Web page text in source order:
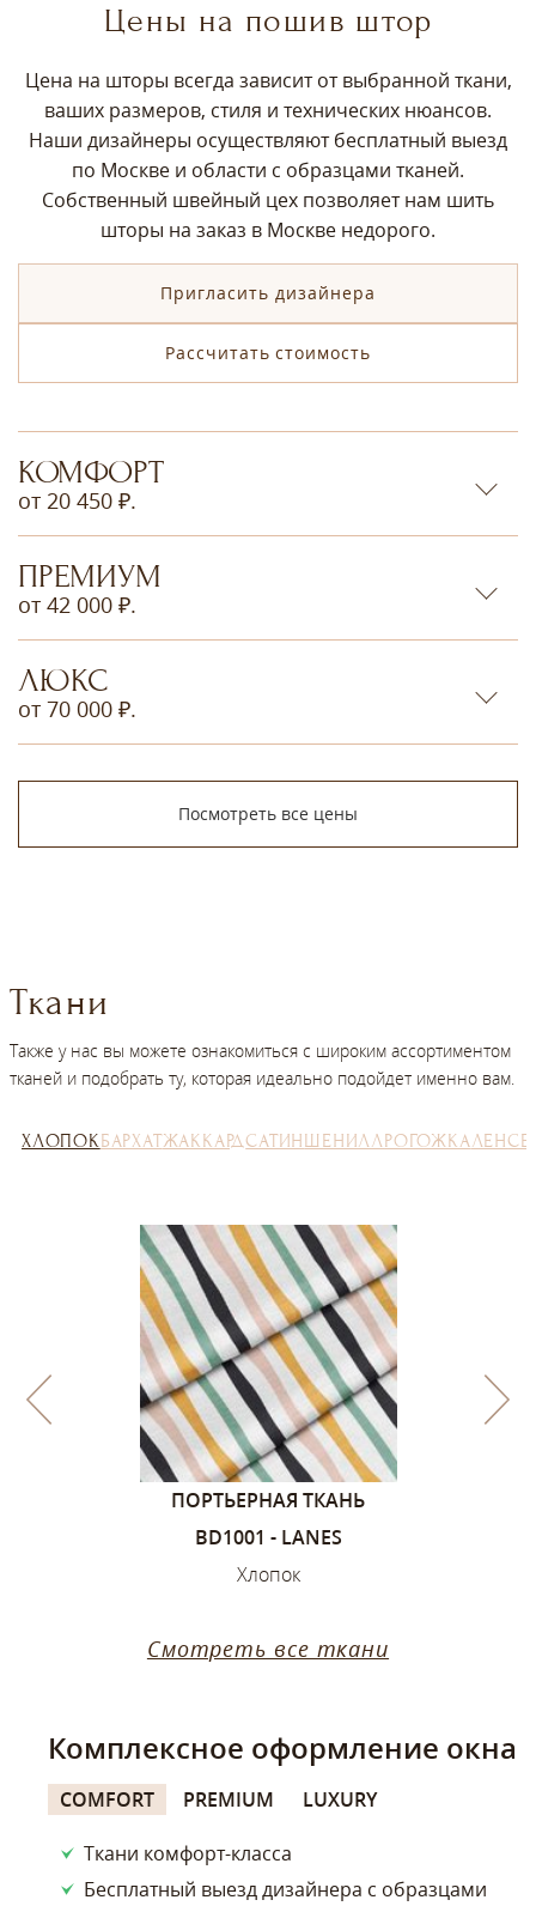
Цены на пошив штор
Цена на шторы всегда зависит от выбранной ткани,
ваших размеров, стиля и технических нюансов.
Наши дизайнеры осуществляют бесплатный выезд
по Москве и области с образцами тканей.
Собственный швейный цех позволяет нам шить
шторы на заказ в Москве недорого.
Пригласить дизайнера
Рассчитать стоимость
КОМФОРТ
от 20 450 ₽.
ПРЕМИУМ
от 42 000 ₽.
ЛЮКС
от 70 000 ₽.
Посмотреть все цены
Ткани
Также у нас вы можете ознакомиться с широким ассортиментом
тканей и подобрать ту, которая идеально подойдет именно вам.
ХЛОПОКБАРХАТЖАККАРДСАТИНШЕНИЛЛРОГОЖКАЛЕН
ПОРТЬЕРНАЯ ТКАНЬ
BD1001 - LANES
Хлопок
Смотреть все ткани
Комплексное оформление окна
COMFORT PREMIUM LUXURY
Ткани комфорт-класса
Бесплатный выезд дизайнера с образцами